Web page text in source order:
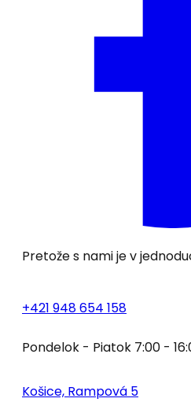
Pretože s nami je v
+421 948 654 158
Pondelok - Piatok 7:00 -
Košice, Rampová 5